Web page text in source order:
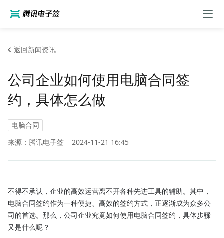
返回新闻资讯
公司企业如何使用电脑合同签
约，具体怎么做
电脑合同
来源：腾讯电子签
2024-11-21 16:45
不得不承认，企业的高效运营离不开各种先进工具的辅助。其中，
电脑合同签约作为一种便捷、高效的签约方式，正逐渐成为众多公
司的首选。那么，公司企业究竟如何使用电脑合同签约，具体步骤
又是什么呢？